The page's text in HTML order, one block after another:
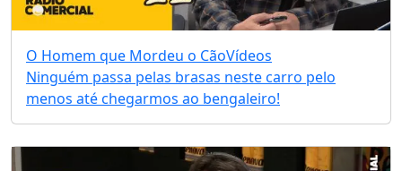
O Homem que Mordeu o CãoVídeos
Ninguém passa pelas brasas neste carro pelo
menos até chegarmos ao bengaleiro!